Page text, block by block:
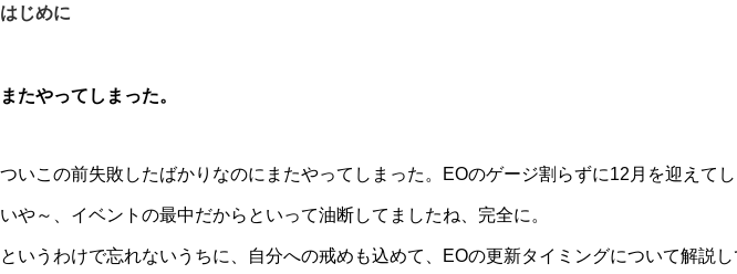
はじめに
またやってしまった。
ついこの前失敗したばかりなのにまたやってしまった。EOのゲージ割らずに12月を迎えて
いや～、イベントの最中だからといって油断してましたね、完全に。
というわけで忘れないうちに、自分への戒めも込めて、EOの更新タイミングについて解説